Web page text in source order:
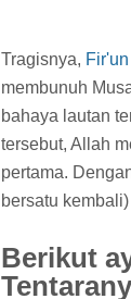
Tragisnya, Fir'un
membunuh
bahaya lautan
tersebut, Allah
pertama.
bersatu
Berikut